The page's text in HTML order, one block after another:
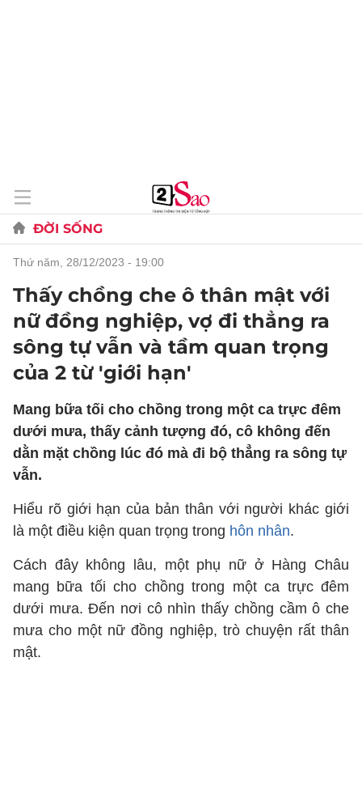
ĐỜI SỐNG
thứ năm, 28/12/2023 - 19:00
Thấy chồng che ô thân mật với
nữ đồng nghiệp, vợ đi thẳng ra
sông tự vẫn và tầm quan trọng
của 2 từ 'giới hạn'
Mang bữa tối cho chồng trong một ca trực đêm
dưới mưa, thấy cảnh tượng đó, cô không đến
dằn mặt chồng lúc đó mà đi bộ thẳng ra sông tự
vẫn.
Hiểu rõ giới hạn của bản thân với người khác giới
là một điều kiện quan trọng trong hôn nhân.
Cách đây không lâu, một phụ nữ ở Hàng Châu
mang bữa tối cho chồng trong một ca trực đêm
dưới mưa. Đến nơi cô nhìn thấy chồng cầm ô che
mưa cho một nữ đồng nghiệp, trò chuyện rất thân
mật.